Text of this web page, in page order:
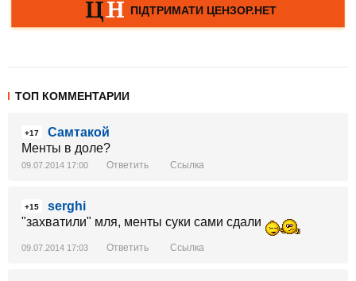
ТОП КОММЕНТАРИИ
+17
Самтакой
Менты в доле?
09.07.2014 17:00 Ответить Ссылка
+15
serghi
"захватили" мля, менты суки сами сдали
09.07.2014 17:03 Ответить Ссылка